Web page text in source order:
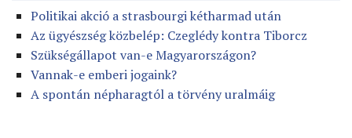
Politikai akció a strasbourgi kétharmad után
Az ügyészség közbelép: Czeglédy kontra Tiborcz
Szükségállapot van-e Magyarországon?
Vannak-e emberi jogaink?
A spontán népharagtól a törvény uralmáig